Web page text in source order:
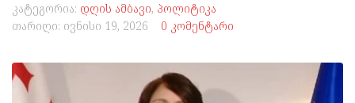
კატეგორია: დღის ამბავი, პოლიტიკა
თარიღი: ივნისი 19, 2026 0 კომენტარი